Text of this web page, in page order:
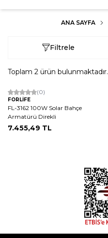
ANA SAYFA
Filtrele
Toplam 2 ürün bulunmaktadır.
(0)
FORLİFE
FL-3162 100W Solar Bahçe
Armatürü Direkli
7.455,49 TL